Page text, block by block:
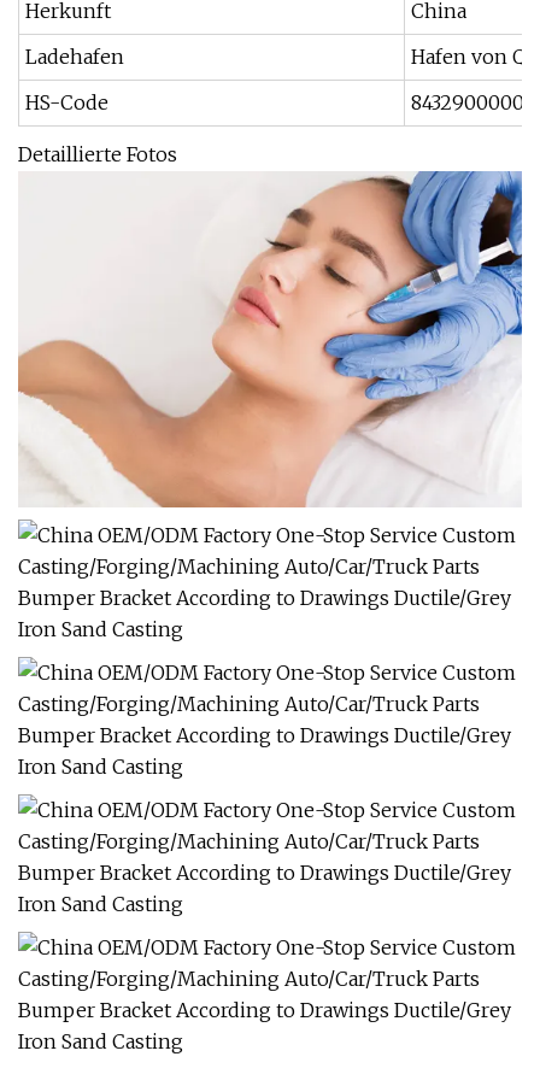
Herkunft
China
Ladehafen
Hafen von
HS-Code
8432900000
Detaillierte Fotos